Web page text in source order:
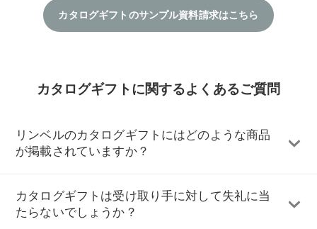
カタログギフトのサンプル資料請求はこちら
カタログギフトに関するよくあるご質問
リンベルのカタログギフトにはどのような商品
が掲載されていますか？
カタログギフトは受け取り手に対して失礼に当
たらないでしょうか？